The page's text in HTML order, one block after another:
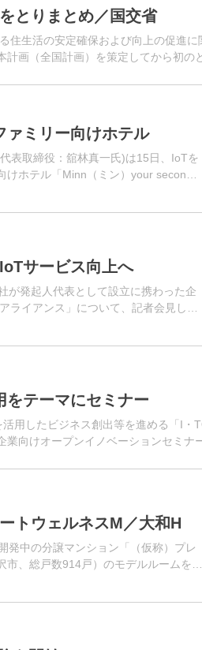
とりまとめ／国交省
住生活の安定確保および向上の促進
計画（全国計画）を策定してから初の
ァミリー向けホテル
表取締役：舘林真一氏)は15日、IoTを
ホテル「Minn（ミン）your second
サービス向上へ
が発起人代表として設立に携わった企
ライアンス」について、記者会見し
をテーマにセミナー
用したビジネス創出等を進める「I・
向けオープンイノベーションセミナ
トウェルネスM／大和H
発中の分譲マンション「（仮称）プレ
、総戸数914戸）のモデルルームをグ